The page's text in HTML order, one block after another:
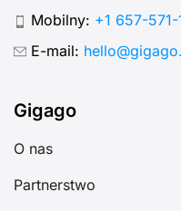
Mobilny: +1 657-571-
E-mail:
Gigago
O nas
Partnerstwo